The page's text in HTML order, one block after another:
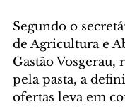
Segundo o
de Agricultura e
Gastão Vosgerau,
pela pasta, a
ofertas leva em